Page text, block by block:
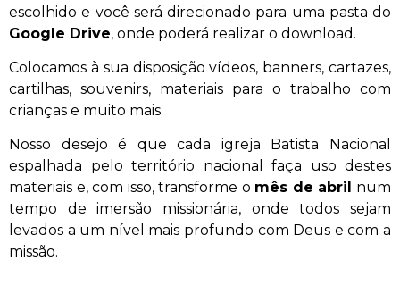
escolhido e você será direcionado para uma pasta do
Google Drive, onde poderá realizar o download.
Colocamos à sua disposição vídeos, banners, cartazes,
cartilhas, souvenirs, materiais para o trabalho com
crianças e muito mais.
Nosso desejo é que cada igreja Batista Nacional
espalhada pelo território nacional faça uso destes
materiais e,com isso,transforme o mês de abril
num
tempo de imersão missionária, onde todos sejam
levados a um nível mais profundo com Deus e com a
missão.